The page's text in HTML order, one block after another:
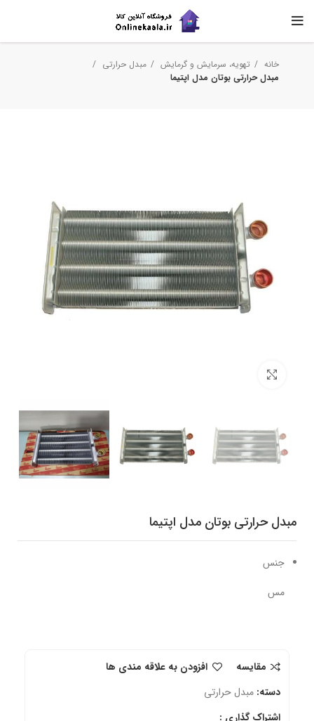
خانه تهویه، سرمایش و گرمایش
مبدل حرارتی
مبدل حرارتی بوتان مدل اپتیما
مبدل حرارتی بوتان مدل اپتیما
جنس
مس
مقایسه
افزودن به علاقه مندی ها
دسته: مبدل حرارتی
اشتراک گذاری :